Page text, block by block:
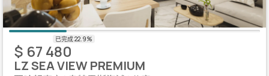
$ 67 480
LZ SEA VIEW PREMIUM